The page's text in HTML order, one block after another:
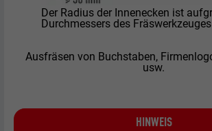
Der Radius der Innenecken ist
Durchmessers des
Ausfräsen von Buchstaben,
usw.
HINWEIS